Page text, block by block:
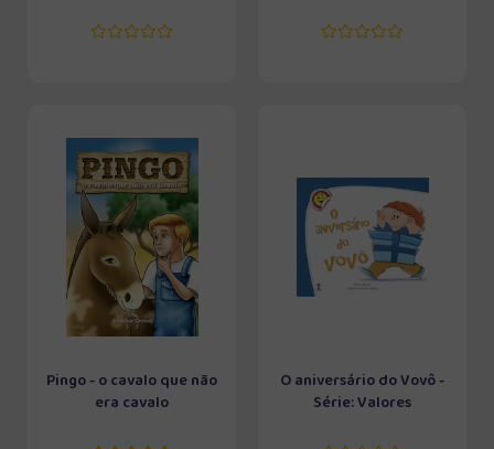
Pingo - o cavalo que não
era cavalo
O aniversário do Vovô -
Série: Valores